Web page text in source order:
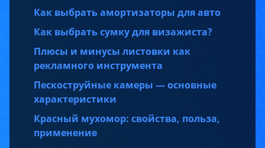
Как выбрать амортизаторы для авто
Как выбрать сумку для визажиста?
Плюсы и минусы листовки как
рекламного инструмента
Пескоструйные камеры — основные
характеристики
Красный мухомор: свойства, польза,
применение